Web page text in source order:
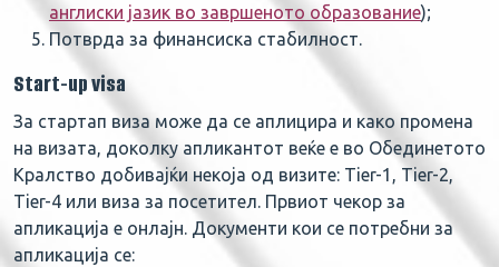
англиски јазик во завршеното образование);
Потврда за финансиска стабилност.
Start-up visa
За стартап виза може да се аплицира и како промена
на визата, доколку апликантот веќе е во Обединетото
Кралство добивајќи некоја од визите: Tier-1, Tier-2,
Tier-4 или виза за посетител. Првиот чекор за
апликација е онлајн. Документи кои се потребни за
апликација се: